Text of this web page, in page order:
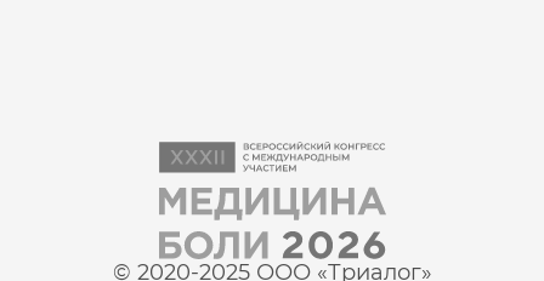
© 2020-2025 ООО «Триалог»